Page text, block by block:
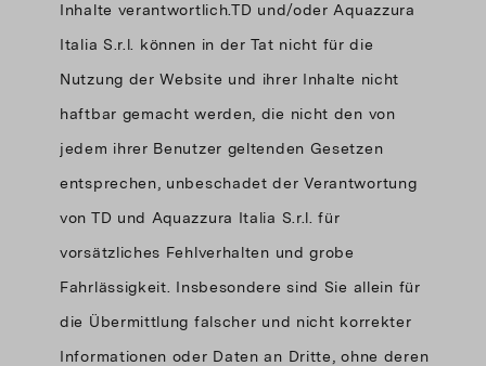
Inhalte verantwortlich.TD und/oder Aquazzura
Italia S.r.l. können in der Tat nicht für die
Nutzung der Website und ihrer Inhalte nicht
haftbar gemacht werden, die nicht den von
jedem ihrer Benutzer geltenden Gesetzen
entsprechen, unbeschadet der Verantwortung
von TD und Aquazzura Italia S.r.l. für
vorsätzliches Fehlverhalten und grobe
Fahrlässigkeit. Insbesondere sind Sie allein für
die Übermittlung falscher und nicht korrekter
Informationen oder Daten an Dritte, ohne deren